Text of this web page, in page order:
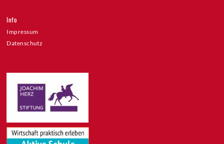
Info
Impressum
Datenschutz